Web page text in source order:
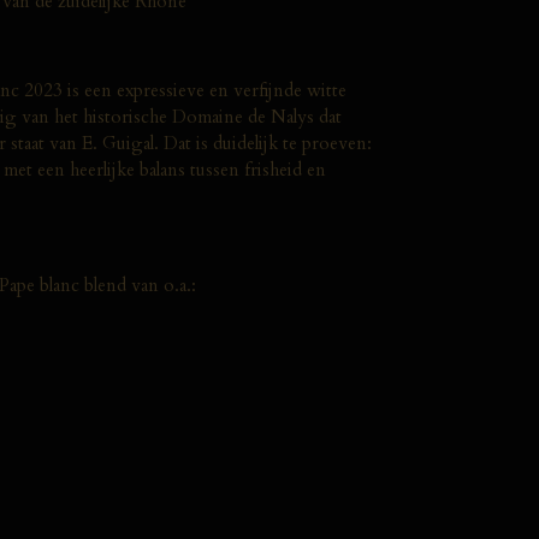
2023 is een expressieve en verfijnde witte
van het historische Domaine de Nalys dat
staat van E. Guigal. Dat is duidelijk te proeven:
een heerlijke balans tussen frisheid en
blanc blend van o.a.: